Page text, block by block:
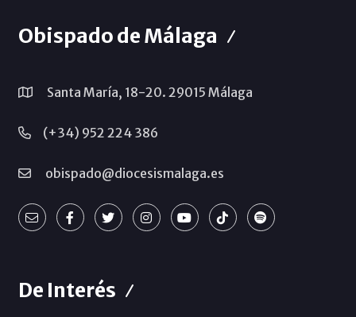
Obispado de Málaga
Santa María, 18-20. 29015 Málaga
(+34) 952 224 386
obispado@diocesismalaga.es
De Interés